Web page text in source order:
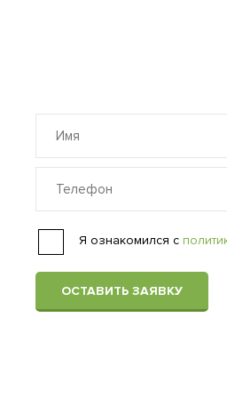
Я ознакомился с
ОСТАВИТЬ ЗАЯВКУ